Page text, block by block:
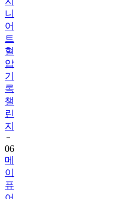
어
트
혈
압
기
록
챌
린
지
06
메
이
퓨
어
걸